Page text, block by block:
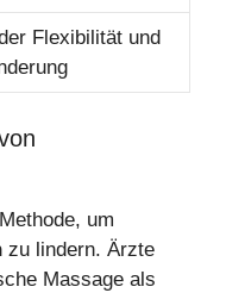
Flexibilität und
um
zu lindern. Ärzte
Massage als